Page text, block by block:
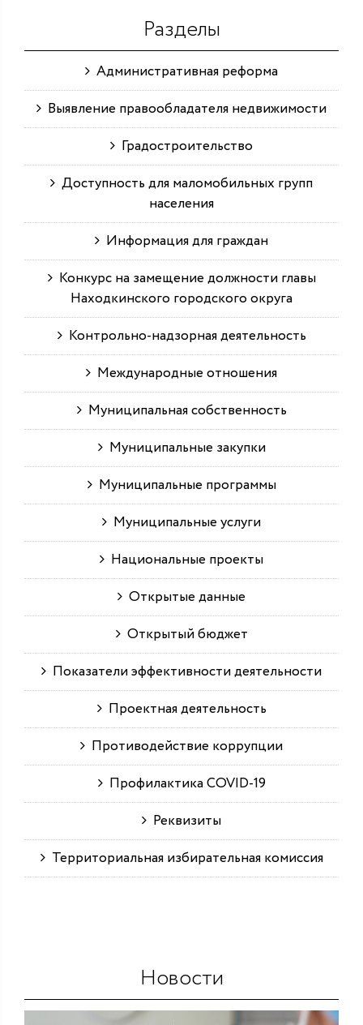
Разделы
Административная реформа
Выявление правообладателя недвижимости
Градостроительство
Доступность для маломобильных групп
населения
Информация для граждан
Конкурс на замещение должности главы
Находкинского городского округа
Контрольно-надзорная деятельность
Международные отношения
Муниципальная собственность
Муниципальные закупки
Муниципальные программы
Муниципальные услуги
Национальные проекты
Открытые данные
Открытый бюджет
Показатели эффективности деятельности
Проектная деятельность
Противодействие коррупции
Профилактика COVID-19
Реквизиты
Территориальная избирательная комиссия
Новости